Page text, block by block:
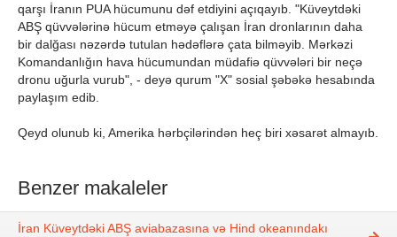
qarşı İranın PUA hücumunu dəf etdiyini açıqayıb. "Küveytdəki
ABŞ qüvvələrinə hücum etməyə çalışan İran dronlarının daha
bir dalğası nəzərdə tutulan hədəflərə çata bilməyib. Mərkəzi
Komandanlığın hava hücumundan müdafiə qüvvələri bir neçə
dronu uğurla vurub", - deyə qurum "X" sosial şəbəkə hesabında
paylaşım edib.
Qeyd olunub ki, Amerika hərbçilərindən heç biri xəsarət almayıb.
Benzer makaleler
İran Küveytdəki ABŞ aviabazasına və Hind okeanındakı